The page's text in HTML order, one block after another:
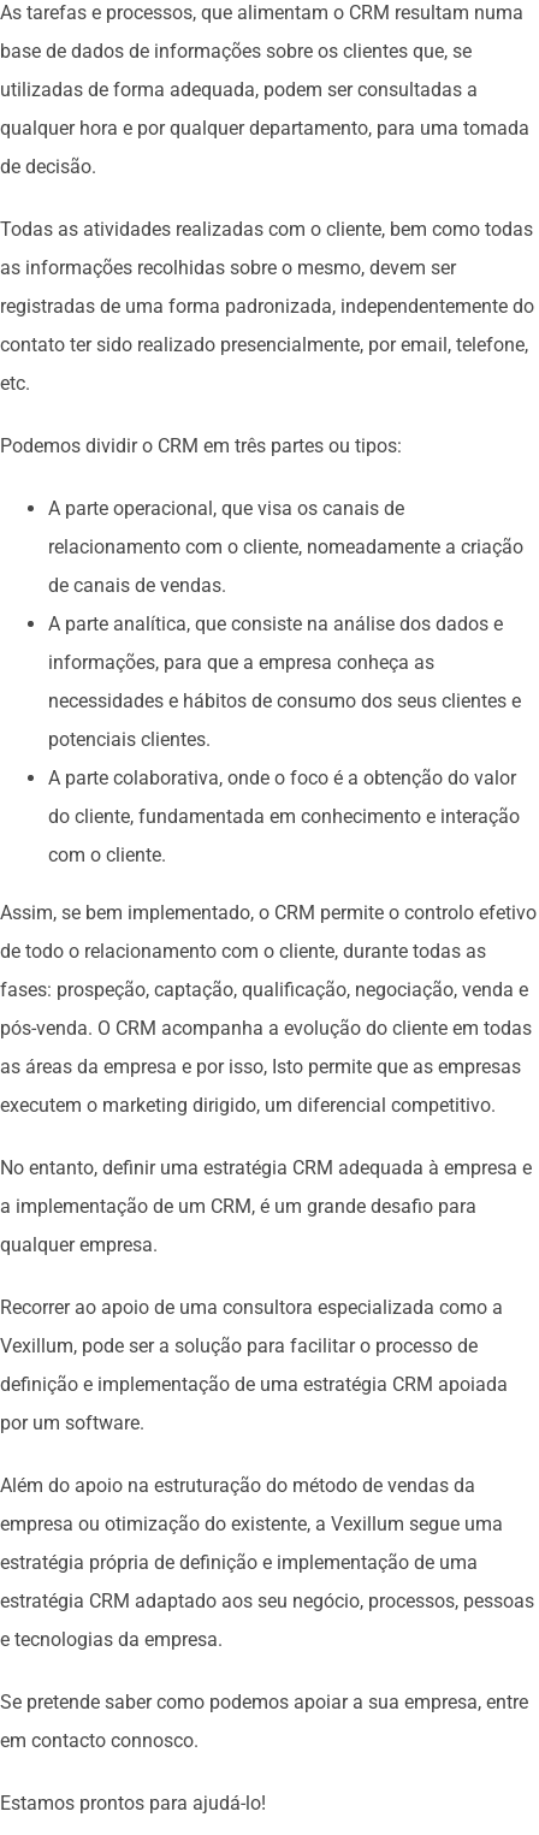
As tarefas e processos, que alimentam o CRM resultam numa
base de dados de informações sobre os clientes que, se
utilizadas de forma adequada, podem ser consultadas a
qualquer hora e por qualquer departamento, para uma tomada
de decisão.
Todas as atividades realizadas com o cliente, bem como todas
as informações recolhidas sobre o mesmo, devem ser
registradas de uma forma padronizada, independentemente do
contato ter sido realizado presencialmente, por email, telefone,
etc.
Podemos dividir o CRM em três partes ou tipos:
A parte operacional, que visa os canais de
relacionamento com o cliente, nomeadamente a criação
de canais de vendas.
A parte analítica, que consiste na análise dos dados e
informações, para que a empresa conheça as
necessidades e hábitos de consumo dos seus clientes e
potenciais clientes.
A parte colaborativa, onde o foco é a obtenção do valor
do cliente, fundamentada em conhecimento e interação
com o cliente.
Assim, se bem implementado, o CRM permite o controlo efetivo
de todo o relacionamento com o cliente, durante todas as
fases: prospeção, captação, qualificação, negociação, venda e
pós-venda. O CRM acompanha a evolução do cliente em todas
as áreas da empresa e por isso, Isto permite que as empresas
executem o marketing dirigido, um diferencial competitivo.
No entanto, definir uma estratégia CRM adequada à empresa e
a implementação de um CRM, é um grande desafio para
qualquer empresa.
Recorrer ao apoio de uma consultora especializada como a
Vexillum, pode ser a solução para facilitar o processo de
definição e implementação de uma estratégia CRM apoiada
por um software.
Além do apoio na estruturação do método de vendas da
empresa ou otimização do existente, a Vexillum segue uma
estratégia própria de definição e implementação de uma
estratégia CRM adaptado aos seu negócio, processos, pessoas
e tecnologias da empresa.
Se pretende saber como podemos apoiar a sua empresa, entre
em contacto connosco.
Estamos prontos para ajudá-lo!